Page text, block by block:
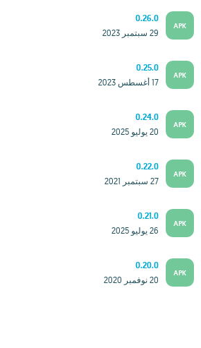
APK
0.26.0
29 سبتمبر 2023
APK
0.25.0
17 أغسطس 2023
APK
0.24.0
20 يوليو 2025
APK
0.22.0
27 سبتمبر 2021
APK
0.21.0
26 يوليو 2025
APK
0.20.0
20 نوفمبر 2020